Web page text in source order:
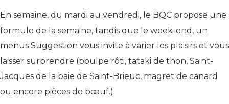
En semaine, du mardi au vendredi, le BQC propose une
formule de la semaine, tandis que le week-end, un
menus Suggestion vous invite à varier les plaisirs et vous
laisser surprendre (poulpe rôti, tataki de thon, Saint-
Jacques de la baie de Saint-Brieuc, magret de canard
ou encore pièces de bœuf.).